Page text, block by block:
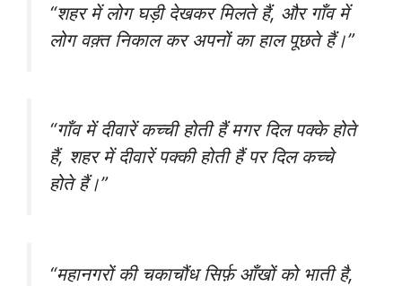
“शहर में लोग घड़ी देखकर मिलते हैं, और गाँव में
लोग वक़्त निकाल कर अपनों का हाल पूछते हैं।”
“गाँव में दीवारें कच्ची होती हैं मगर दिल पक्के होते
हैं, शहर में दीवारें पक्की होती हैं पर दिल कच्चे
होते हैं।”
“महानगरों की चकाचौंध सिर्फ़ आँखों को भाती है,